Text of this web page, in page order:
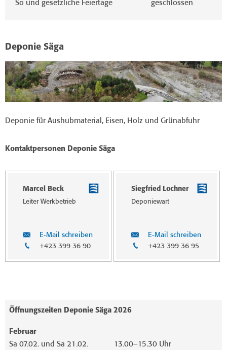
So und gesetzliche Feiertage geschlossen
Deponie Säga
Deponie für Aushubmaterial, Eisen, Holz und Grünabfuhr
Kontaktpersonen Deponie Säga
Marcel Beck
Leiter Werk­betrieb
E-Mail schreiben
+423 399 36 90
Siegfried Lochner
Deponiewart
E-Mail schreiben
+423 399 36 95
Öffnungszeiten Deponie Säga 2026
Februar
Sa 07.02. und Sa 21.02.
13.00–15.30 Uhr